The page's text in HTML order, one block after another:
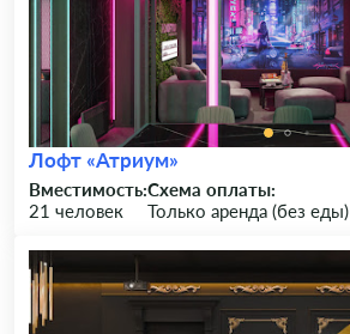
Лофт «Атриум»
Вместимость:
21 человек
Схема оплаты:
Только аренда (без еды)